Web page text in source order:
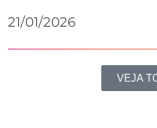
21/01/2026
VEJA